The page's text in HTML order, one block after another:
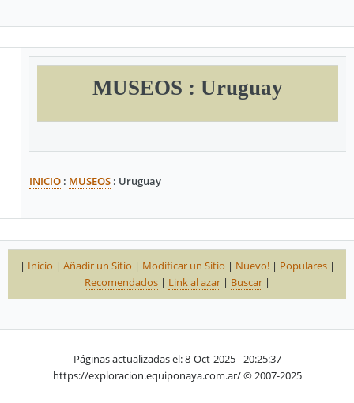
MUSEOS : Uruguay
INICIO : MUSEOS : Uruguay
| Inicio | Añadir un Sitio | Modificar un Sitio | Nuevo!| Populares|
Recomendados| Link al azar| Buscar|
Páginas actualizadas el: 8-Oct-2025 - 20:25:37
https://exploracion.equiponaya.com.ar/ © 2007-2025